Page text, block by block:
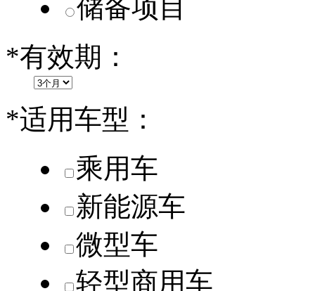
储备项目
*有效期：
*适用车型：
乘用车
新能源车
微型车
轻型商用车